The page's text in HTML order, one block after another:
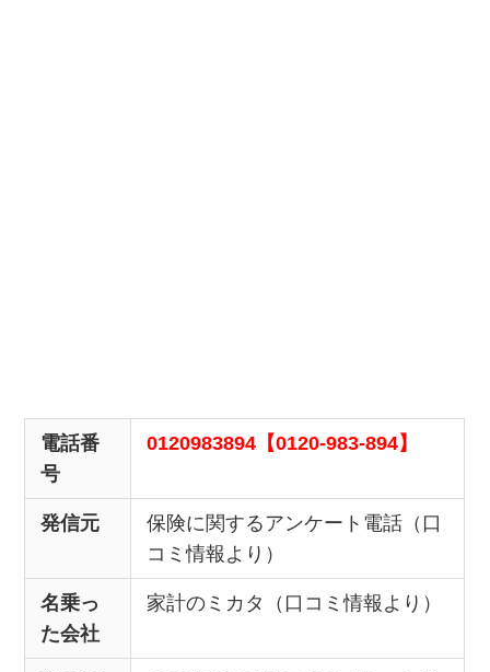
電話番
号
0120983894【0120-983-894】
発信元
保険に関するアンケート電話（口
コミ情報より）
名乗っ
た会社
家計のミカタ（口コミ情報より）